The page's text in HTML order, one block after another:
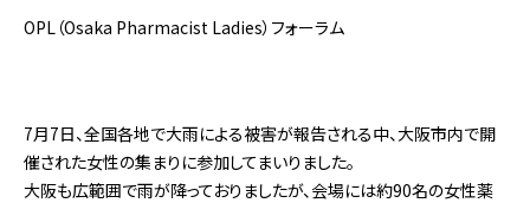
OPL（Osaka Pharmacist Ladies）フォーラム
7月7日、全国各地で大雨による被害が報告される中、大阪市内で開
催された女性の集まりに参加してまいりました。
大阪も広範囲で雨が降っておりましたが、会場には約90名の女性薬